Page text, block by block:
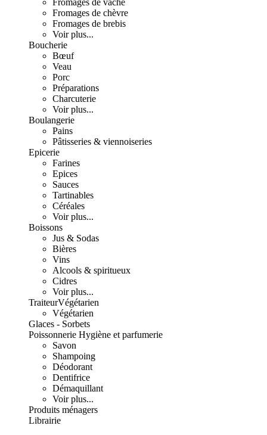
Fromages de vache
Fromages de chèvre
Fromages de brebis
Voir plus...
Boucherie
Bœuf
Veau
Porc
Préparations
Charcuterie
Voir plus...
Boulangerie
Pains
Pâtisseries & viennoiseries
Epicerie
Farines
Epices
Sauces
Tartinables
Céréales
Voir plus...
Boissons
Jus & Sodas
Bières
Vins
Alcools & spiritueux
Cidres
Voir plus...
TraiteurVégétarien
Végétarien
Glaces - Sorbets
Poissonnerie Hygiène et parfumerie
Savon
Shampoing
Déodorant
Dentifrice
Démaquillant
Voir plus...
Produits ménagers
Librairie